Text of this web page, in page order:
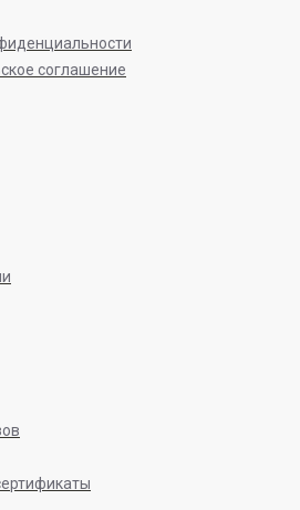
соглашение